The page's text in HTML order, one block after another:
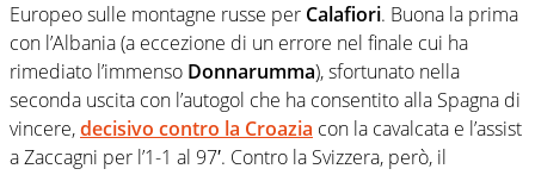
Europeo sulle montagne russe per Calafiori. Buona la prima
con l’Albania (a eccezione di un errore nel finale cui ha
rimediato l’immenso Donnarumma), sfortunato nella
seconda uscita con l’autogol che ha consentito alla Spagna di
vincere,decisivo contro la Croazia con la cavalcata e l’assist
a Zaccagni per l’1-1 al 97′. Contro la Svizzera, però, il